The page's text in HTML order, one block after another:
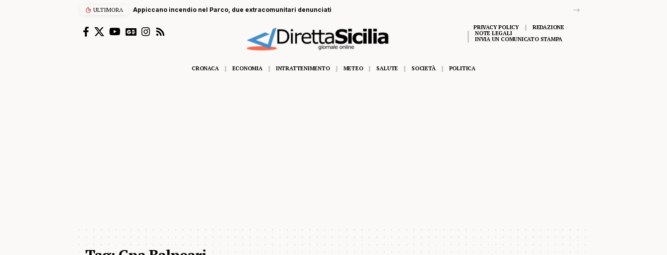
ULTIMORA Appiccano incendio nel Parco, due extracomunitari denunciati
PRIVACY POLICY
REDAZIONE
NOTE LEGALI
INVIA UN COMUNICATO STAMPA
CRONACA ECONOMIA INTRATTENIMENTO METEO SALUTE SOCIETÀ POLITICA